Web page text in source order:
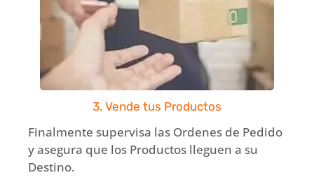
3. Vende tus Productos
Finalmente supervisa las Ordenes de Pedido
y asegura que los Productos lleguen a su
Destino.